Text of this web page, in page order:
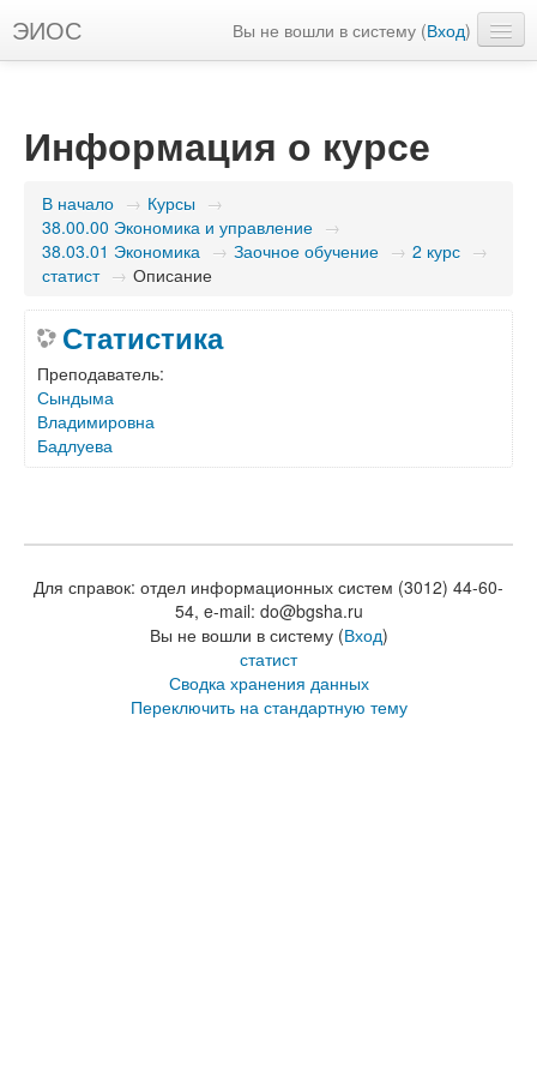
ЭИОС Вы не вошли в систему (Вход)
Информация о курсе
В начало → Курсы →
38.00.00 Экономика и управление →
38.03.01 Экономика → Заочное обучение → 2 курс →
статист → Описание
Статистика
Преподаватель:
Сындыма
Владимировна
Бадлуева
Для справок: отдел информационных систем (3012) 44-60-
54, e-mail: do@bgsha.ru
Вы не вошли в систему (Вход)
статист
Сводка хранения данных
Переключить на стандартную тему